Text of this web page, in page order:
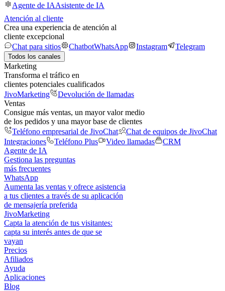
Agente de IAAsistente de IA
Atención al cliente
Crea una experiencia de atención al
cliente excepcional
Chat para sitios
ChatbotWhatsApp Instagram Telegram
Todos los canales
Marketing
Transforma el tráfico en
clientes potenciales cualificados
JivoMarketing
Devolución de llamadas
Ventas
Consigue más ventas, un mayor valor medio
de los pedidos y una mayor base de clientes
Teléfono empresarial de JivoChat
Chat de equipos de JivoChat
Integraciones
Teléfono Plus Video llamadas
CRM
Agente de IA
Gestiona las preguntas
más frecuentes
WhatsApp
Aumenta las ventas y ofrece asistencia
a tus clientes a través de su aplicación
de mensajería preferida
JivoMarketing
Capta la atención de tus visitantes:
capta su interés antes de que se
vayan
Precios
Afiliados
Ayuda
Aplicaciones
Blog